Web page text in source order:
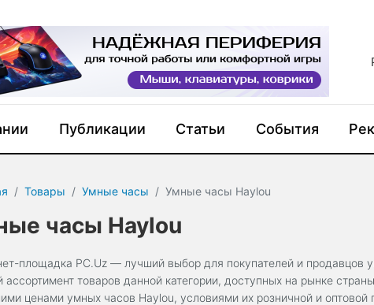
Публикации Статьи События
Товары Умные часы Умные часы Haylou
часы Haylou
площадка PC.Uz — лучший выбор для покупателей и продавцов
ассортимент товаров данной категории, доступных на рынке
ценами умных часов Haylou, условиями их розничной и